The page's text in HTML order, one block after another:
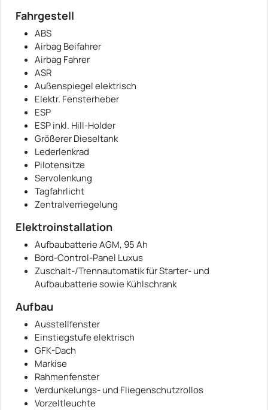
Fahrgestell
ABS
Airbag Beifahrer
Airbag Fahrer
ASR
Außenspiegel elektrisch
Elektr. Fensterheber
ESP
ESP inkl. Hill-Holder
Größerer Dieseltank
Lederlenkrad
Pilotensitze
Servolenkung
Tagfahrlicht
Zentralverriegelung
Elektroinstallation
Aufbaubatterie AGM, 95 Ah
Bord-Control-Panel Luxus
Zuschalt-/Trennautomatik für Starter- und
Aufbaubatterie sowie Kühlschrank
Aufbau
Ausstellfenster
Einstiegstufe elektrisch
GFK-Dach
Markise
Rahmenfenster
Verdunkelungs- und Fliegenschutzrollos
Vorzeltleuchte